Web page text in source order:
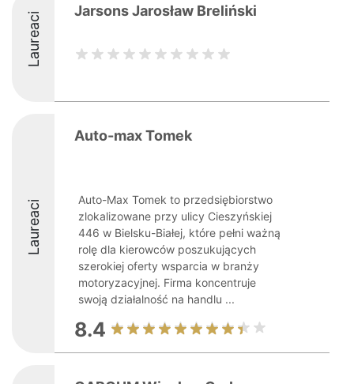
Laureaci Jarsons Jarosław Breliński
Laureaci
Auto-max Tomek
Auto-Max Tomek to przedsiębiorstwo
zlokalizowane przy ulicy Cieszyńskiej
446 w Bielsku-Białej, które pełni ważną
rolę dla kierowców poszukujących
szerokiej oferty wsparcia w branży
motoryzacyjnej. Firma koncentruje
swoją działalność na handlu ...
8.4